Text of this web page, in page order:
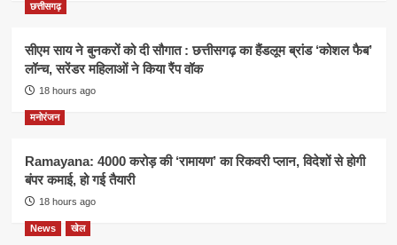
छत्तीसगढ़
सीएम साय ने बुनकरों को दी सौगात : छत्तीसगढ़ का हैंडलूम ब्रांड ‘कोशल फैब’
लॉन्च, सरेंडर महिलाओं ने किया रैंप वॉक
18 hours ago
मनोरंजन
Ramayana: 4000 करोड़ की ‘रामायण’ का रिकवरी प्लान, विदेशों से होगी
बंपर कमाई, हो गई तैयारी
18 hours ago
News खेल